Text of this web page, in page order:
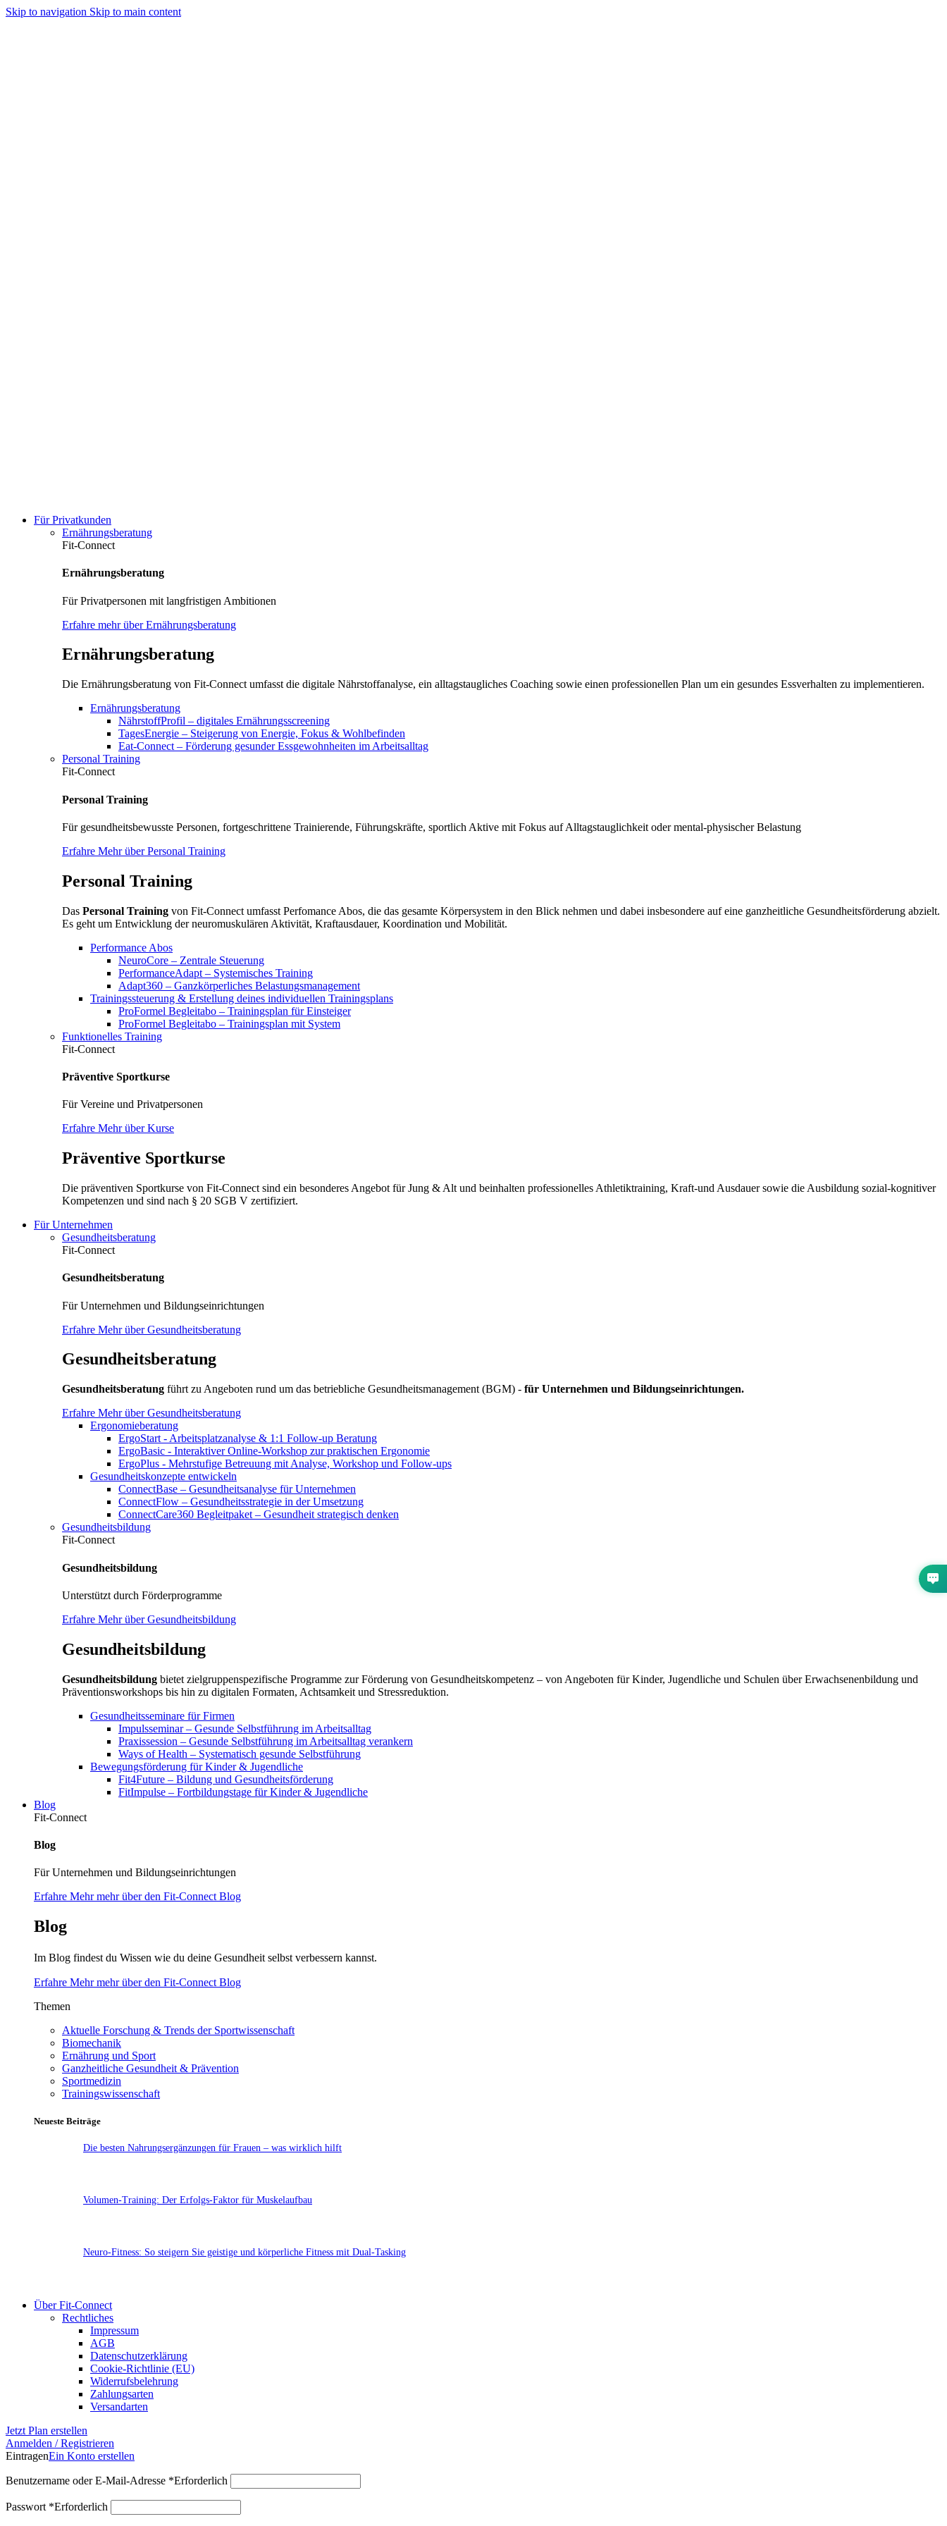
Skip to navigation Skip to main content
Für Privatkunden
Ernährungsberatung
Fit-Connect
Ernährungsberatung
Für Privatpersonen mit langfristigen Ambitionen
Erfahre mehr über Ernährungsberatung
Ernährungsberatung
Die Ernährungsberatung von Fit-Connect umfasst die digitale Nährstoffanalyse, ein alltagstaugliches Coaching sowie einen professionellen Plan um ein gesundes Essverhalten zu implementieren.
Ernährungsberatung
NährstoffProfil – digitales Ernährungsscreening
TagesEnergie – Steigerung von Energie, Fokus & Wohlbefinden
Eat-Connect – Förderung gesunder Essgewohnheiten im Arbeitsalltag
Personal Training
Fit-Connect
Personal Training
Für gesundheitsbewusste Personen, fortgeschrittene Trainierende, Führungskräfte, sportlich Aktive mit Fokus auf Alltagstauglichkeit oder mental-physischer Belastung
Erfahre Mehr über Personal Training
Personal Training
Das Personal Training von Fit-Connect umfasst Perfomance Abos, die das gesamte Körpersystem in den Blick nehmen und dabei insbesondere auf eine ganzheitliche Gesundheitsförderung abzielt.
Es geht um Entwicklung der neuromuskulären Aktivität, Kraftausdauer, Koordination und Mobilität.
Performance Abos
NeuroCore – Zentrale Steuerung
PerformanceAdapt – Systemisches Training
Adapt360 – Ganzkörperliches Belastungsmanagement
Trainingssteuerung & Erstellung deines individuellen Trainingsplans
ProFormel Begleitabo – Trainingsplan für Einsteiger
ProFormel Begleitabo – Trainingsplan mit System
Funktionelles Training
Fit-Connect
Präventive Sportkurse
Für Vereine und Privatpersonen
Erfahre Mehr über Kurse
Präventive Sportkurse
Die präventiven Sportkurse von Fit-Connect sind ein besonderes Angebot für Jung & Alt und beinhalten professionelles Athletiktraining, Kraft-und Ausdauer sowie die Ausbildung sozial-kognitiver
Kompetenzen und sind nach § 20 SGB V zertifiziert.
Für Unternehmen
Gesundheitsberatung
Fit-Connect
Gesundheitsberatung
Für Unternehmen und Bildungseinrichtungen
Erfahre Mehr über Gesundheitsberatung
Gesundheitsberatung
Gesundheitsberatung führt zu Angeboten rund um das betriebliche Gesundheitsmanagement (BGM) - für Unternehmen und Bildungseinrichtungen.
Erfahre Mehr über Gesundheitsberatung
Ergonomieberatung
ErgoStart - Arbeitsplatzanalyse & 1:1 Follow-up Beratung
ErgoBasic - Interaktiver Online-Workshop zur praktischen Ergonomie
ErgoPlus - Mehrstufige Betreuung mit Analyse, Workshop und Follow-ups
Gesundheitskonzepte entwickeln
ConnectBase – Gesundheitsanalyse für Unternehmen
ConnectFlow – Gesundheitsstrategie in der Umsetzung
ConnectCare360 Begleitpaket – Gesundheit strategisch denken
Gesundheitsbildung
Fit-Connect
Gesundheitsbildung
Unterstützt durch Förderprogramme
Erfahre Mehr über Gesundheitsbildung
Gesundheitsbildung
Gesundheitsbildung bietet zielgruppenspezifische Programme zur Förderung von Gesundheitskompetenz – von Angeboten für Kinder, Jugendliche und Schulen über Erwachsenenbildung und
Präventionsworkshops bis hin zu digitalen Formaten, Achtsamkeit und Stressreduktion.
Gesundheitsseminare für Firmen
Impulsseminar – Gesunde Selbstführung im Arbeitsalltag
Praxissession – Gesunde Selbstführung im Arbeitsalltag verankern
Ways of Health – Systematisch gesunde Selbstführung
Bewegungsförderung für Kinder & Jugendliche
Fit4Future – Bildung und Gesundheitsförderung
FitImpulse – Fortbildungstage für Kinder & Jugendliche
Blog
Fit-Connect
Blog
Für Unternehmen und Bildungseinrichtungen
Erfahre Mehr mehr über den Fit-Connect Blog
Blog
Im Blog findest du Wissen wie du deine Gesundheit selbst verbessern kannst.
Erfahre Mehr mehr über den Fit-Connect Blog
Themen
Aktuelle Forschung & Trends der Sportwissenschaft
Biomechanik
Ernährung und Sport
Ganzheitliche Gesundheit & Prävention
Sportmedizin
Trainingswissenschaft
Neueste Beiträge
Die besten Nahrungsergänzungen für Frauen – was wirklich hilft
Volumen-Training: Der Erfolgs-Faktor für Muskelaufbau
Neuro-Fitness: So steigern Sie geistige und körperliche Fitness mit Dual-Tasking
Über Fit-Connect
Rechtliches
Impressum
AGB
Datenschutzerklärung
Cookie-Richtlinie (EU)
Widerrufsbelehrung
Zahlungsarten
Versandarten
Jetzt Plan erstellen
Anmelden / Registrieren
EintragenEin Konto erstellen
Benutzername oder E-Mail-Adresse *Erforderlich
Passwort *Erforderlich